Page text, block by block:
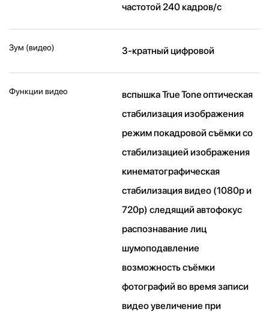
частотой 240 кадров/ с
Зум (видео) 3-кратный цифровой
Функции видео
вспышка True Tone оптическая
стабилизация изображения
режим покадровой съёмки со
стабилизацией изображения
кинематографическая
стабилизация видео (1080p и
720p) следящий автофокус
распознавание лиц
шумоподавление
возможность съёмки
фотографий во время записи
видео увеличение при